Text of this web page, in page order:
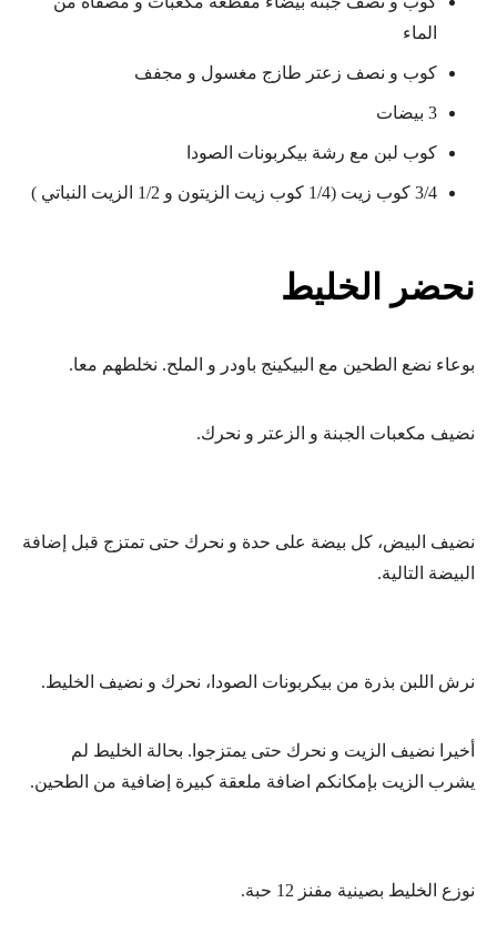
الماء
كوب و نصف زعتر طازج مغسول و مجفف
3 بيضات
كوب لبن مع رشة بيكربونات الصودا
3/4 كوب زيت (1/4 كوب زيت الزيتون و 1/2 الزيت النباتي )
نحضر الخليط
بوعاء نضع الطحين مع البيكينج باودر و الملح. نخلطهم معا.
نضيف مكعبات الجبنة و الزعتر و نحرك.
نضيف البيض، كل بيضة على حدة و نحرك حتى تمتزج قبل إضافة
البيضة التالية.
نرش اللبن بذرة من بيكربونات الصودا، نحرك و نضيف الخليط.
أخيرا نضيف الزيت و نحرك حتى يمتزجوا. بحالة الخليط لم
يشرب الزيت بإمكانكم اضافة ملعقة كبيرة إضافية من الطحين.
نوزع الخليط بصينية مفنز 12 حبة.